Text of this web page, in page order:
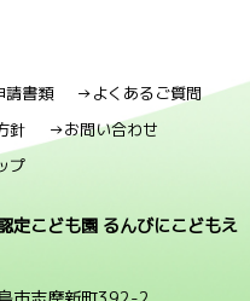
書類
→よくあるご質問
針
→お問い合わせ
プ
定こども園 るんびにこどもえ